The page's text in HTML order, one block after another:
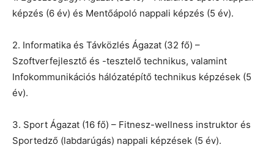
képzés (6 év) és Mentőápoló nappali képzés (5 év).
2. Informatika és Távközlés Ágazat (32 fő) –
Szoftverfejlesztő és -tesztelő technikus, valamint
Infokommunikációs hálózatépítő technikus képzések (5
év).
3. Sport Ágazat (16 fő) – Fitnesz-wellness instruktor és
Sportedző (labdarúgás) nappali képzések (5 év).